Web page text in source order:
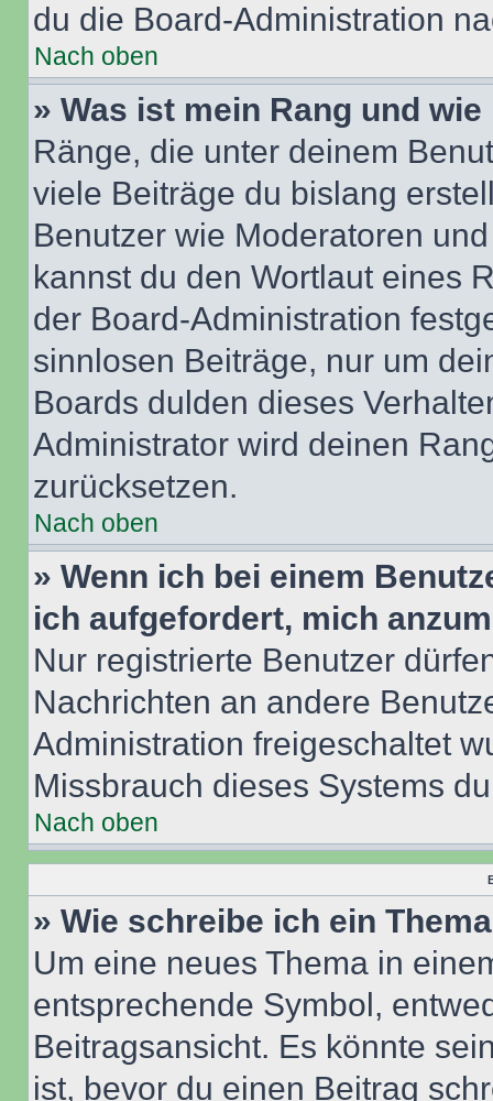
du die Board-Administration
Nach oben
» Was ist mein Rang und
Ränge, die unter deinem
viele Beiträge du bislang
Benutzer wie Moderatoren
kannst du den Wortlaut eines
der Board-Administration
sinnlosen Beiträge, nur um
Boards dulden dieses
Administrator wird deinen
zurücksetzen.
Nach oben
» Wenn ich bei einem
ich aufgefordert, mich
Nur registrierte Benutzer
Nachrichten an andere
Administration freigeschaltet
Missbrauch dieses Systems
Nach oben
» Wie schreibe ich ein
Um eine neues Thema in
entsprechende Symbol,
Beitragsansicht. Es könnte
ist, bevor du einen Beitrag